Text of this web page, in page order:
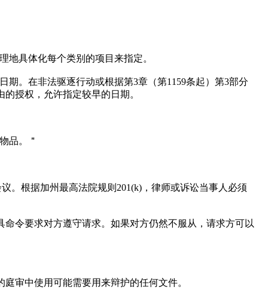
地具体化每个类别的项目来指定。
。在非法驱逐行动或根据第3章（第1159条起）第3部分
授权，允许指定较早的日期。
品。＂
。根据加州最高法院规则201(k)，律师或诉讼当事人必须
令要求对方遵守请求。如果对方仍然不服从，请求方可以
审中使用可能需要用来辩护的任何文件。